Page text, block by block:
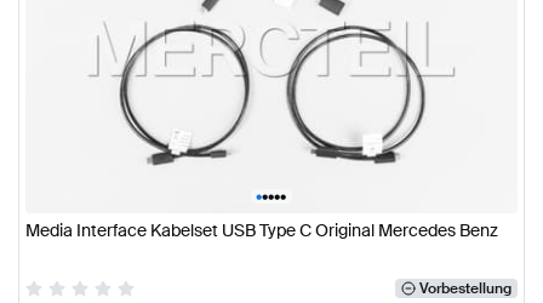
•••••
Media Interface Kabelset USB Type C Original Mercedes Benz
Vorbestellung